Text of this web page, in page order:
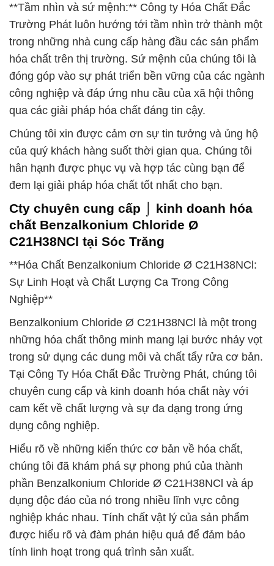
**Tầm nhìn và sứ mệnh:** Công ty Hóa Chất Đắc
Trường Phát luôn hướng tới tầm nhìn trở thành một
trong những nhà cung cấp hàng đầu các sản phẩm
hóa chất trên thị trường. Sứ mệnh của chúng tôi là
đóng góp vào sự phát triển bền vững của các ngành
công nghiệp và đáp ứng nhu cầu của xã hội thông
qua các giải pháp hóa chất đáng tin cậy.
Chúng tôi xin được cảm ơn sự tin tưởng và ủng hộ
của quý khách hàng suốt thời gian qua. Chúng tôi
hân hạnh được phục vụ và hợp tác cùng bạn để
đem lại giải pháp hóa chất tốt nhất cho bạn.
Cty chuyên cung cấp ⌡ kinh doanh hóa
chất Benzalkonium Chloride Ø
C21H38NCl tại Sóc Trăng
**Hóa Chất Benzalkonium Chloride Ø C21H38NCl:
Sự Linh Hoạt và Chất Lượng Ca Trong Công
Nghiệp**
Benzalkonium Chloride Ø C21H38NCl là một trong
những hóa chất thông minh mang lại bước nhảy vọt
trong sử dụng các dung môi và chất tẩy rửa cơ bản.
Tại Công Ty Hóa Chất Đắc Trường Phát, chúng tôi
chuyên cung cấp và kinh doanh hóa chất này với
cam kết về chất lượng và sự đa dạng trong ứng
dụng công nghiệp.
Hiểu rõ về những kiến thức cơ bản về hóa chất,
chúng tôi đã khám phá sự phong phú của thành
phần Benzalkonium Chloride Ø C21H38NCl và áp
dụng độc đáo của nó trong nhiều lĩnh vực công
nghiệp khác nhau. Tính chất vật lý của sản phẩm
được hiểu rõ và đàm phán hiệu quả để đảm bảo
tính linh hoạt trong quá trình sản xuất.